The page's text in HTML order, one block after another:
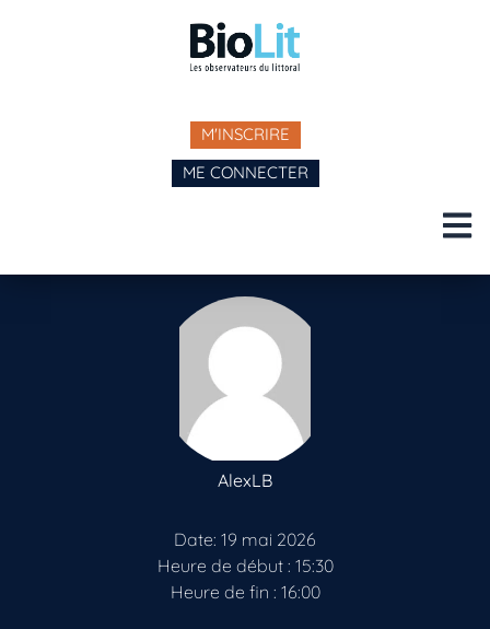
M'INSCRIRE
ME CONNECTER
AlexLB
Date: 19 mai 2026
Heure de début : 15:30
Heure de fin : 16:00